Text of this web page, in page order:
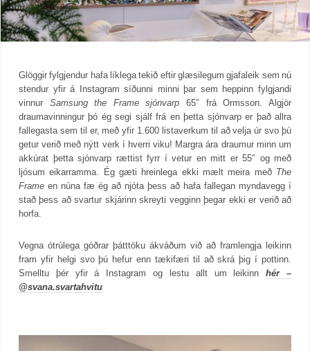
Glöggir fylgjendur hafa líklega tekið eftir glæsilegum gjafaleik sem nú
stendur yfir á Instagram síðunni minni þar sem heppinn fylgjandi
vinnur Samsung the Frame sjónvarp 65″ frá Ormsson. Algjör
draumavinningur þó ég segi sjálf frá en þetta sjónvarp er það allra
fallegasta sem til er, með yfir 1.600 listaverkum til að velja úr svo þú
getur verið með nýtt verk í hverri viku! Margra ára draumur minn um
akkúrat þetta sjónvarp rættist fyrr í vetur en mitt er 55″ og með
ljósum eikarramma. Ég gæti hreinlega ekki mælt meira meðThe
Frame en núna fæ ég að njóta þess að hafa fallegan myndavegg í
stað þess að svartur skjárinn skreyti vegginn þegar ekki er verið að
horfa.
Vegna ótrúlega góðrar þátttöku ákváðum við að framlengja leikinn
fram yfir helgi svo þú hefur enn tækifæri til að skrá þig í pottinn.
Smelltu þér yfir á Instagram og lestu allt um leikinnhér –
@svana.svartahvitu